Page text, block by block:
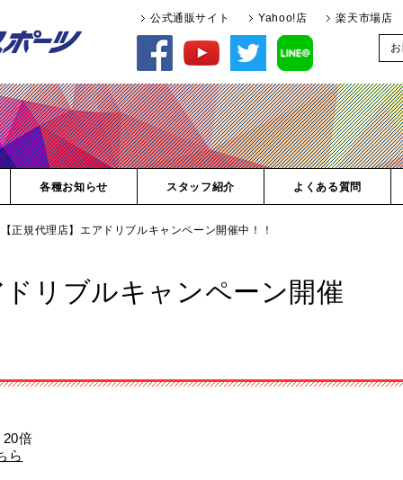
公式通販サイト Yahoo!店 楽天市場店
各種お知らせ スタッフ紹介 よくある質問
正規代理店】エアドリブルキャンペーン開催中！！
ドリブルキャンペーン開催
20倍
ら